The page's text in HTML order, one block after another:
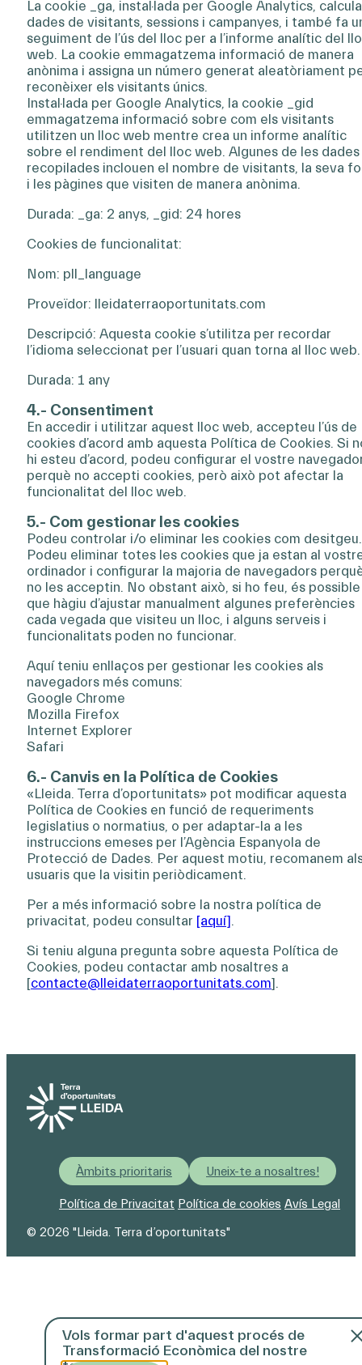
La cookie _ga, instal·lada per Google Analytics, calcula
dades de visitants, sessions i campanyes, i també fa
seguiment de l’ús del lloc per a l’informe analític del
web. La cookie emmagatzema informació de manera
anònima i assigna un número generat aleatòriament
reconèixer els visitants únics.
Instal·lada per Google Analytics, la cookie _gid
emmagatzema informació sobre com els visitants
utilitzen un lloc web mentre crea un informe analític
sobre el rendiment del lloc web. Algunes de les dades
recopilades inclouen el nombre de visitants, la seva
i les pàgines que visiten de manera anònima.
Durada: _ga: 2 anys, _gid: 24 hores
Cookies de funcionalitat:
Nom: pll_language
Proveïdor: lleidaterraoportunitats.com
Descripció: Aquesta cookie s’utilitza per recordar
l’idioma seleccionat per l’usuari quan torna al lloc web.
Durada: 1 any
4.- Consentiment
En accedir i utilitzar aquest lloc web, accepteu l’ús de
cookies d’acord amb aquesta Política de Cookies. Si
hi esteu d’acord, podeu configurar el vostre
perquè no accepti cookies, però això pot afectar la
funcionalitat del lloc web.
5.- Com gestionar les cookies
Podeu controlar i/o eliminar les cookies com desitgeu.
Podeu eliminar totes les cookies que ja estan al
ordinador i configurar la majoria de navegadors
no les acceptin. No obstant això, si ho feu, és possible
que hàgiu d’ajustar manualment algunes preferències
cada vegada que visiteu un lloc, i alguns serveis i
funcionalitats poden no funcionar.
Aquí teniu enllaços per gestionar les cookies als
navegadors més comuns:
Google Chrome
Mozilla Firefox
Internet Explorer
Safari
6.- Canvis en la Política de Cookies
«Lleida. Terra d’oportunitats» pot modificar aquesta
Política de Cookies en funció de requeriments
legislatius o normatius, o per adaptar-la a les
instruccions emeses per l’Agència Espanyola de
Protecció de Dades. Per aquest motiu, recomanem
usuaris que la visitin periòdicament.
Per a més informació sobre la nostra política de
privacitat, podeu consultar [aquí] .
Si teniu alguna pregunta sobre aquesta Política de
Cookies, podeu contactar amb nosaltres a
[contacte@lleidaterraoportunitats.com].
Àmbits prioritaris Uneix-te a nosaltres!
Política de Privacitat Política de cookies Avís Legal
© 2026 "Lleida. Terra d’oportunitats"
Vols formar part d'aquest procés de
Transformació Econòmica del nostre